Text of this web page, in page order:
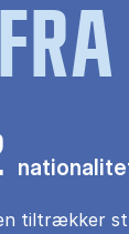
tiltrækker